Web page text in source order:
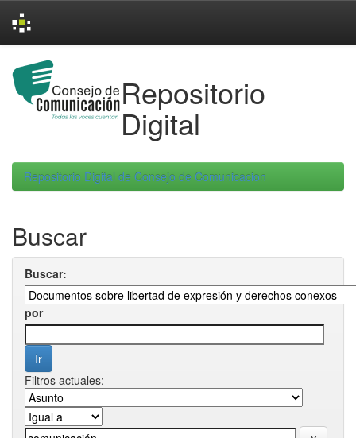
navigation
Repositorio
Digital
Repositorio Digital de Consejo de Comunicacion
Buscar
Buscar:
por
Filtros actuales: